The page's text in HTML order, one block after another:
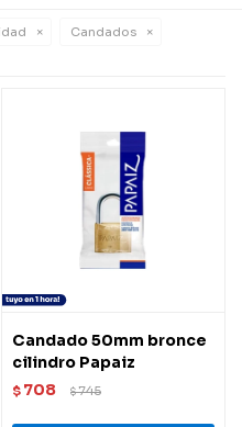
Candados
Candado 50mm bronce
cilindro Papaiz
$ 708 $745